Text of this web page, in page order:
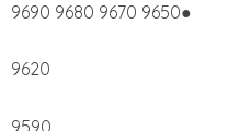
9690 9680 9670 9650●
9620
9590